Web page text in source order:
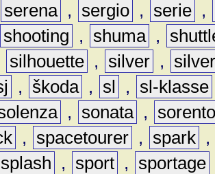
serena , sergio , serie ,
shooting , shuma ,
silhouette , silver ,
, škoda , sl , sl-klasse
, sonata ,
, spacetourer , spark ,
splash , sport , sportage